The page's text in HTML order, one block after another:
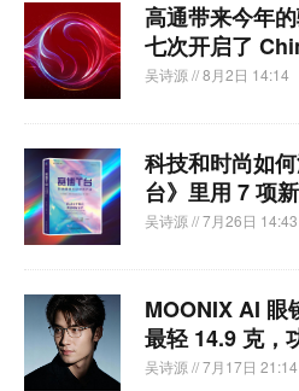
高通带来今年
七次开启了
吴诗源 // 8月2日 14:14
科技和时尚如
台》里用 7 项
吴诗源 // 7月26日 14:43
MOONIX AI 眼
最轻 14.9 克，
吴诗源 // 7月17日 21:14